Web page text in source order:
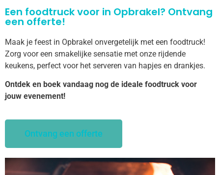
Een foodtruck voor in Opbrakel? Ontvang
een offerte!
Maak je feest in Opbrakel onvergetelijk met een foodtruck!
Zorg voor een smakelijke sensatie met onze rijdende
keukens, perfect voor het serveren van hapjes en drankjes.
Ontdek en boek vandaag nog de ideale foodtruck voor
jouw evenement!
Ontvang een offerte